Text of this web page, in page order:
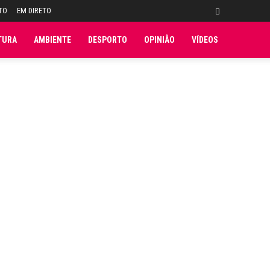
EM DIRETO
AMBIENTE DESPORTO OPINIÃO VÍDEOS